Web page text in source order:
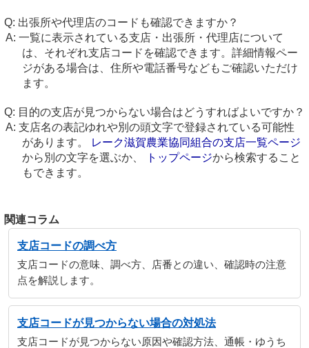
出張所や代理店のコードも確認できますか？
一覧に表示されている支店・出張所・代理店について
は、それぞれ支店コードを確認できます。詳細情報ペー
ジがある場合は、住所や電話番号などもご確認いただけ
ます。
目的の支店が見つからない場合はどうすればよいですか？
支店名の表記ゆれや別の頭文字で登録されている可能性
があります。
レーク滋賀農業協同組合の支店一覧ページ
から別の文字を選ぶか、
トップページから検索すること
もできます。
関連コラム
支店コードの調べ方
支店コードの意味、調べ方、店番との違い、確認時の注意
点を解説します。
支店コードが見つからない場合の対処法
支店コードが見つからない原因や確認方法、通帳・ゆうち